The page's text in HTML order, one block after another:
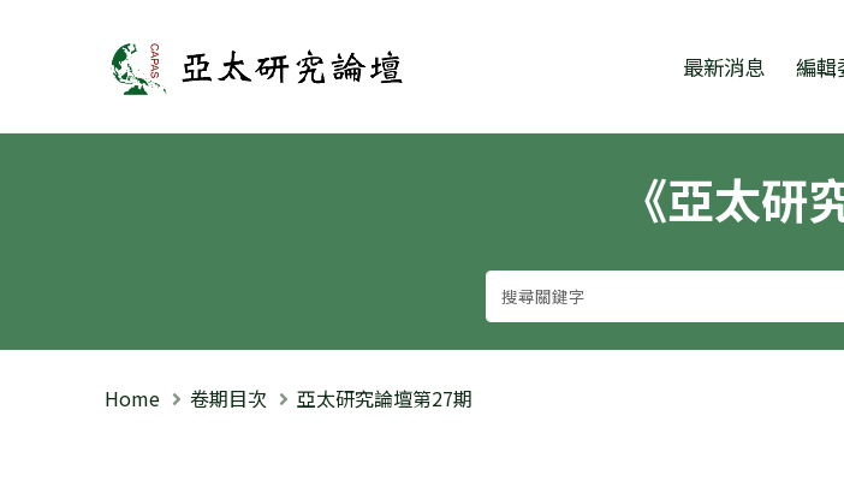
亞太研究論壇 最新消息 編輯
《亞太研
Home 卷期目次 亞太研究論壇第27期